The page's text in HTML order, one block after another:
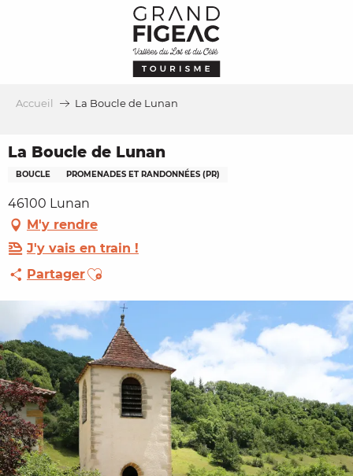
Accueil La Boucle de Lunan
La Boucle de Lunan
BOUCLE PROMENADES ET RANDONNÉES (PR)
46100 Lunan
M'y rendre
J'y vais en train !
PartagerAjouter aux favoris